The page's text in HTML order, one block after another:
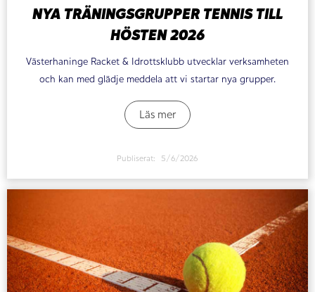
NYA TRÄNINGSGRUPPER TENNIS TILL
HÖSTEN 2026
Västerhaninge Racket & Idrottsklubb utvecklar verksamheten
och kan med glädje meddela att vi startar nya grupper.
Läs mer
Publiserat: 5/6/2026